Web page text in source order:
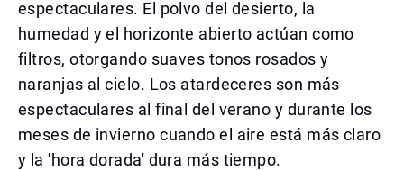
espectaculares. El polvo del desierto, la
humedad y el horizonte abierto actúan como
filtros, otorgando suaves tonos rosados y
naranjas al cielo. Los atardeceres son más
espectaculares al final del verano y durante los
meses de invierno cuando el aire está más claro
y la 'hora dorada' dura más tiempo.